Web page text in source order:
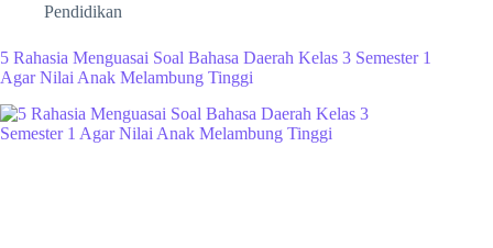
Pendidikan
5 Rahasia Menguasai Soal Bahasa Daerah Kelas 3 Semester 1
Agar Nilai Anak Melambung Tinggi